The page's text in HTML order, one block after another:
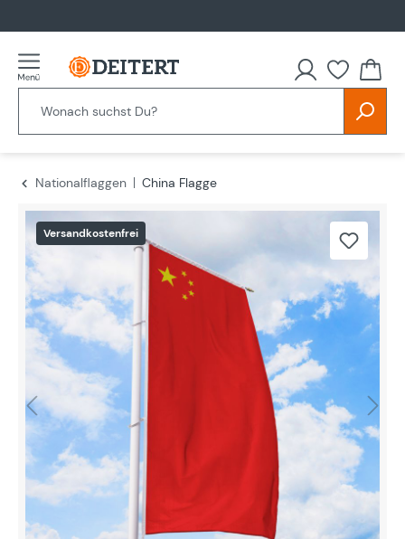
Nationalflaggen
China Flagge
Bildergalerie überspringen
Versandkostenfrei